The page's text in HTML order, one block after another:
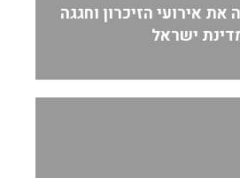
את אירועי הזיכרון וחגגה